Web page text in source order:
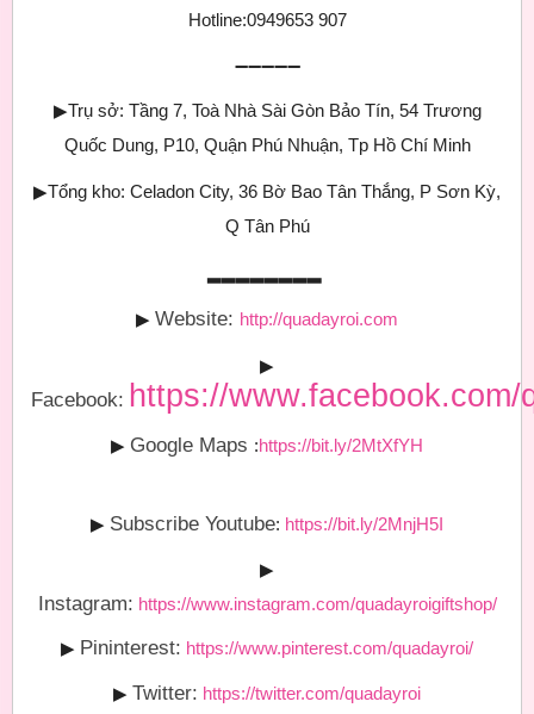
Hotline:0949653 907
➖➖➖➖➖
▶Trụ sở: Tầng 7, Toà Nhà Sài Gòn Bảo Tín, 54 Trương
Quốc Dung, P10, Quận Phú Nhuận, Tp Hồ Chí Minh
▶Tổng kho: Celadon City, 36 Bờ Bao Tân Thắng, P Sơn Kỳ,
Q Tân Phú
▶ Website: http://quadayroi.com
▶
Facebook: https://
▶ Google Maps :https://bit.ly/2MtXfYH
▶ Subscribe Youtube: https://bit.ly/2MnjH5I
▶
Instagram: https://www.instagram.com/quadayroigiftshop/
▶ Pininterest: https://www.pinterest.com/quadayroi/
▶ Twitter: https://twitter.com/quadayroi